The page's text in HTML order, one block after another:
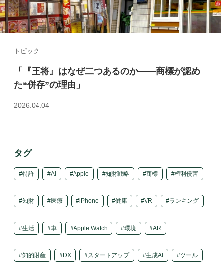
トピック
「『王将』はなぜ二つあるのか――商標が認め
た“併存”の理由」
2026.04.04
タグ
特許 AI Apple 知財戦略 商標 権利侵害
知財 医療 iPhone 健康 VR ランキング
生活 車 Apple Watch 環境 AR
知的財産 DX スタートアップ 生成AI ツール